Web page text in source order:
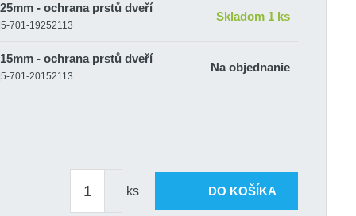
- ochrana prstů dveří
701-19252113
Skladom 1 ks
- ochrana prstů dveří
701-20152113
Na objednanie
ks DO KOŠÍKA